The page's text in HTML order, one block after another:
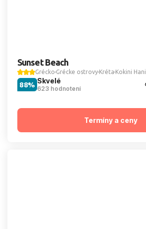
Sunset Beach
Grécko Grécke ostrovy Kréta Kokini Hani
Skvelé
623 hodnotení
88%
Termíny a ceny